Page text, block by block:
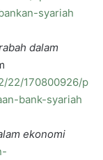
syariah
dalam
22/170800926/p
bank-syariah
ekonomi